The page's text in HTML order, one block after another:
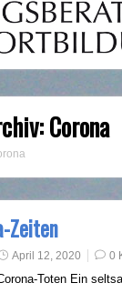
Corona
Zeiten
April 12, 2020 0
Toten Ein